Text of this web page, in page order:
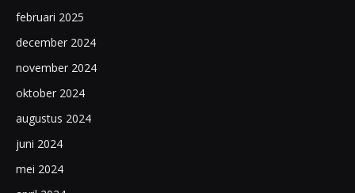
februari 2025
december 2024
november 2024
oktober 2024
augustus 2024
juni 2024
mei 2024